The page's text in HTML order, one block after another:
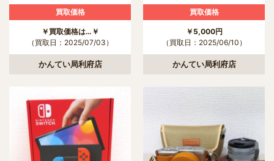
買取価格
￥買取価格は…￥
（買取日：2025/07/03）
かんてい局利府店
買取価格
￥5,000円
（買取日：2025/06/10）
かんてい局利府店